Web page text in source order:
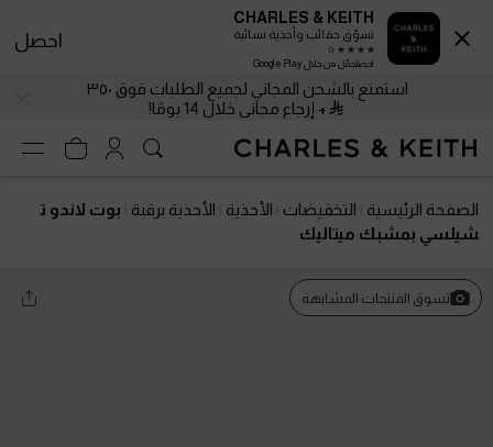
استمتع بالشحن المجاني لجميع الطلبات فوق ٣٥٠
+ إرجاع مجاني خلال 14 يومًا!
الصفحة الرئيسية التخفيضات الأحذية الأحذية برقبة
بوت لاندو ت
شيلسي بمشبك ميتاليك
تسوق المنتجات المشابهة
CHARLES & KEITH
تسوّق حقائب وأحذية نسائية
احصلحمّل من خلال Google Play
احصل